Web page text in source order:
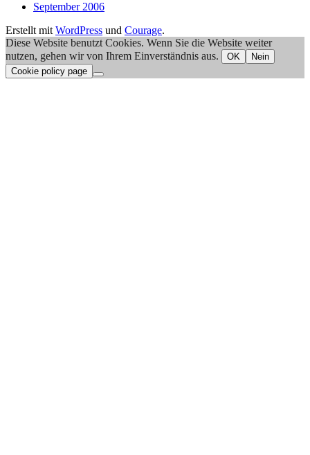
September 2006
Erstellt mit WordPress und Courage.
Diese Website benutzt Cookies. Wenn Sie die Website weiter
nutzen, gehen wir von Ihrem Einverständnis aus.
OK
Nein
Cookie policy page